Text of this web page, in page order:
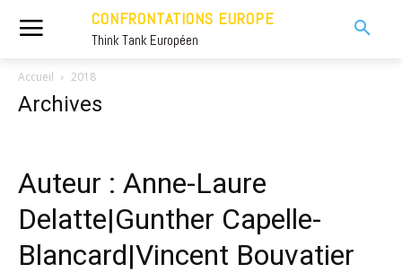
CONFRONTATIONS EUROPE
Think Tank Européen
Accueil 2018
Archives
Auteur : Anne-Laure
Delatte|Gunther Capelle-
Blancard|Vincent Bouvatier